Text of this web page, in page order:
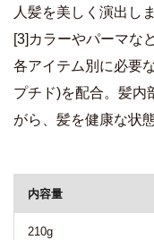
人髪を美しく演出しま
[3]カラーやパーマな
各アイテム別に必要
プチド)を配合。髪内
がら、髪を健康な状
内容量
210g